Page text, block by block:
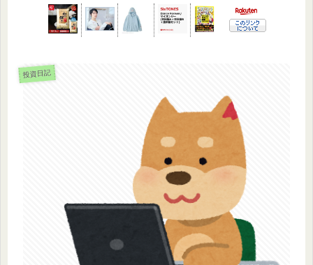
投資日記